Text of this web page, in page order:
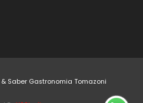
Saber Gastronomia Tomazoni